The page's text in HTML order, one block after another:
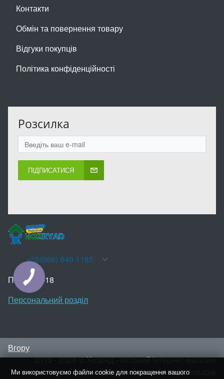
Контакти
Обмін та повернення товару
Відгуки покупців
Політика конфіденційності
Розсилка
ПІДПИСАТИСЯ
+38(066) 640 1185
Пн-Нд 10-18
Персональний розділ
Вгору
2013 - 2026 © Хозряд - оптовий інтернет-магазин
господарських та побутових товарів
Ми використовуємо файли cookie для покращення вашого
КНОПКА
ЗВ'ЯЗКУ